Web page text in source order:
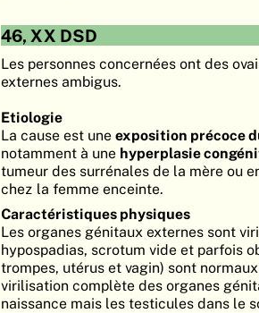
46, XX DSD
Les personnes concernées ont des
externes ambigus.
Etiologie
La cause est une exposition précoce
notamment à une hyperplasie
tumeur des surrénales de la mère ou
chez la femme enceinte.
Caractéristiques physiques
Les organes génitaux externes sont
hypospadias, scrotum vide et parfois
trompes, utérus et vagin) sont
virilisation complète des organes
naissance mais les testicules dans le